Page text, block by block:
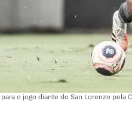
o jogo diante do San Lorenzo pela